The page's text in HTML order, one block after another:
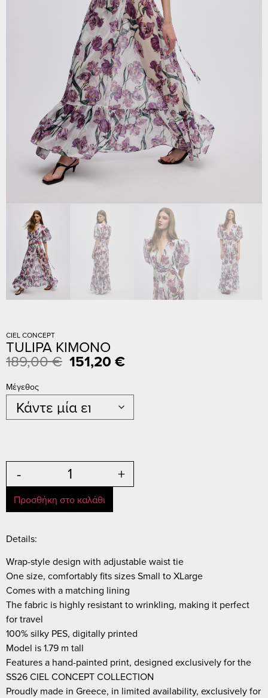
CIEL CONCEPT
TULIPA KIMONO
189,00€ 151,20€
Μέγεθος
- +
Προσθήκη στο καλάθι
Details:
Wrap-style design with adjustable waist tie
One size, comfortably fits sizes Small to XLarge
Comes with a matching lining
The fabric is highly resistant to wrinkling, making it perfect
for travel
100% silky PES, digitally printed
Model is 1.79 m tall
Features a hand-painted print, designed exclusively for the
SS26 CIEL CONCEPT COLLECTION
Proudly made in Greece, in limited availability, exclusively for